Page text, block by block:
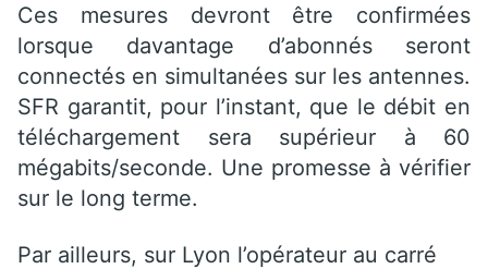
Ces mesures devront être confirmées
lorsque davantage d’abonnés seront
connectés en simultanées sur les antennes.
SFR garantit, pour l’instant, que le débit en
téléchargement sera supérieur à 60
mégabits/seconde. Une promesse à vérifier
sur le long terme.
Par ailleurs, sur Lyon l’opérateur au carré